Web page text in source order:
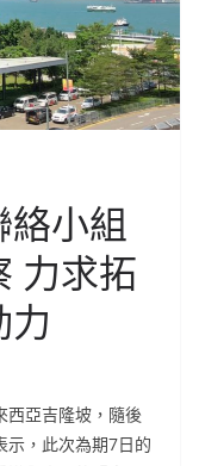
小組
力求拓
力
西亞吉隆坡，隨後
示，此次為期7日的